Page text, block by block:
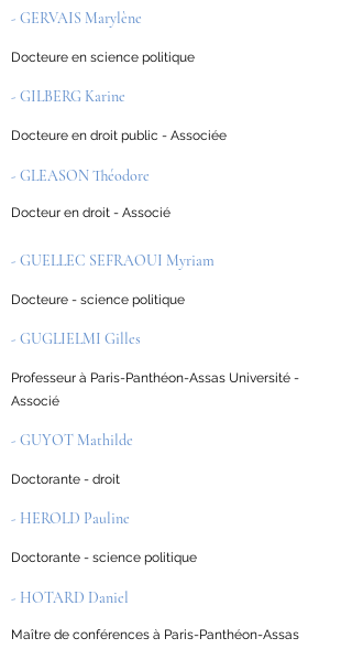
- GERVAIS Marylène
Docteure en science politique
- GILBERG Karine
Docteure en droit public - Associée
- GLEASON Théodore
Docteur en droit - Associé
- GUELLEC SEFRAOUI Myriam
Docteure - science politique
- GUGLIELMI Gilles
Professeur à Paris-Panthéon-Assas Université -
Associé
- GUYOT Mathilde
Doctorante - droit
- HEROLD Pauline
Doctorante - science politique
- HOTARD Daniel
Maître de conférences à Paris-Panthéon-Assas